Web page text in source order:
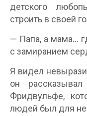
детского
строить в своей
— Папа, а мама…
с замиранием
Я видел
он
Фридвульфе,
людей был для